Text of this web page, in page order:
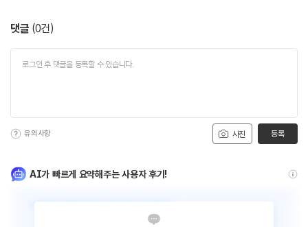
댓글 (0건)
사진
유의사항 등록
AI가 빠르게 요약해주는 사용자 후기!